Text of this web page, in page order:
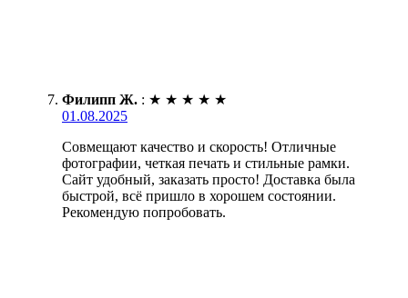
Филипп Ж. : ★ ★ ★ ★ ★
01.08.2025
Совмещают качество и скорость! Отличные
фотографии, четкая печать и стильные рамки.
Сайт удобный, заказать просто! Доставка была
быстрой, всё пришло в хорошем состоянии.
Рекомендую попробовать.